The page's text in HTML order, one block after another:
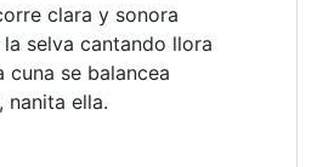
clara y sonora
la selva cantando llora
cuna se balancea
nanita ella.